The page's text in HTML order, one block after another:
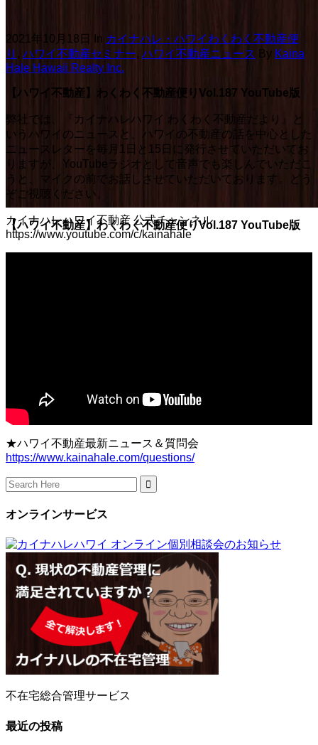
【ハワイ不動産】わくわく不動産便りVol.187 YouTube版
2021年10月18日 In カイナハレ・ハワイわくわく不動産便
り , ハワイ不動産セミナー, ハワイ不動産ニュース By Kaina
Hale Hawaii Realty Inc.
【ハワイ不動産】わくわく不動産便りVol.187 YouTube版
弊社では、『カイナハレハワイ わくわく不動産だより』と
いうハワイのニュースと、ハワイの不動産の話を中心とした
ニュースレターを毎月1日と15日に発行させていただいてお
りますが、YouTubeラジオとして音声でも楽しんでいただこ
うと、マイクの前でお話しさせていただいております。どう
ぞご視聴ください。
カイナハレハワイ不動産 公式チャンネル
https://www.youtube.com/c/kainahale
★ハワイ不動産最新ニュース＆質問会
https://www.kainahale.com/questions/
Search
for:
オンラインサービス
不在宅総合管理サービス
最近の投稿